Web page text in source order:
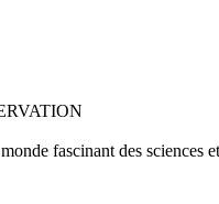
fascinant des